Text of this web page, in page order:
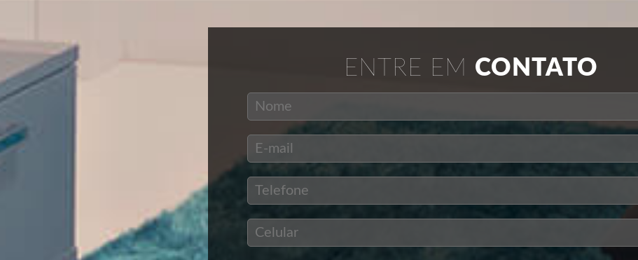
ENTRE EM CONTATO